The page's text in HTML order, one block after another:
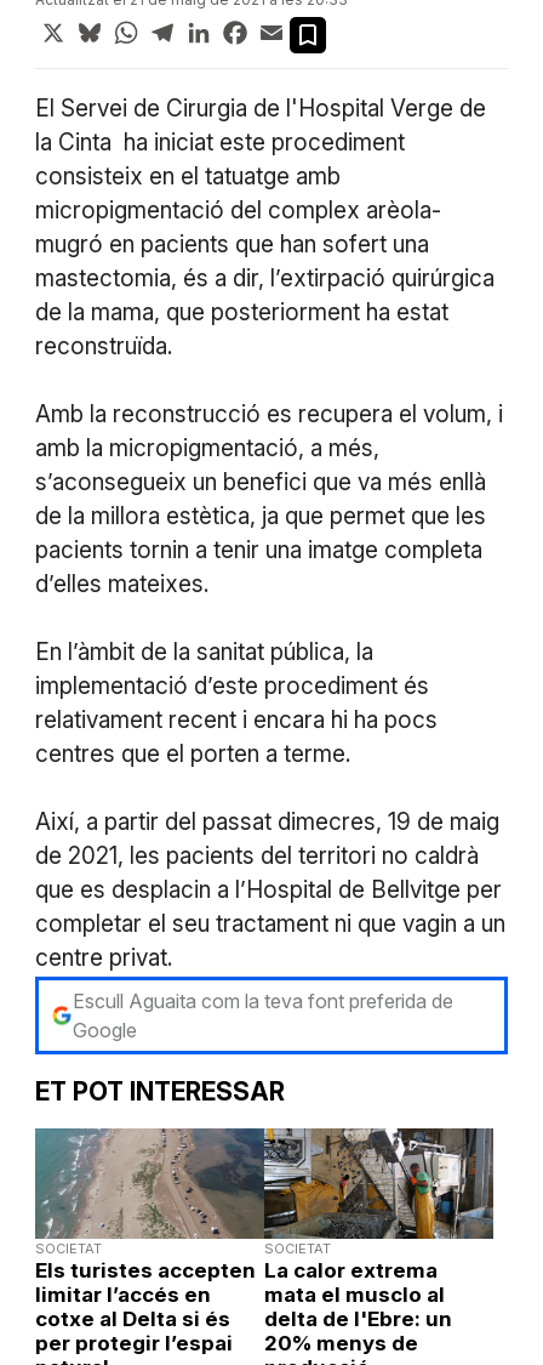
X BlueskyWhatsApp
TelegramLinkedInFacebook
Email
El Servei de Cirurgia de l'Hospital Verge de
la Cinta ha iniciat este procediment
consisteix en el tatuatge amb
micropigmentació del complex arèola-
mugró en pacients que han sofert una
mastectomia, és a dir, l’extirpació quirúrgica
de la mama, que posteriorment ha estat
reconstruïda.
Amb la reconstrucció es recupera el volum, i
amb la micropigmentació, a més,
s’aconsegueix un benefici que va més enllà
de la millora estètica, ja que permet que les
pacients tornin a tenir una imatge completa
d’elles mateixes.
En l’àmbit de la sanitat pública, la
implementació d’este procediment és
relativament recent i encara hi ha pocs
centres que el porten a terme.
Així, a partir del passat dimecres, 19 de maig
de 2021, les pacients del territori no caldrà
que es desplacin a l’Hospital de Bellvitge per
completar el seu tractament ni que vagin a un
centre privat.
Escull Aguaita com la teva font preferida de
Google
ET POT INTERESSAR
SOCIETAT
Els turistes accepten
limitar l’accés en
cotxe al Delta si és
per protegir l’espai
SOCIETAT
La calor extrema
mata el musclo al
delta de l'Ebre: un
20% menys de